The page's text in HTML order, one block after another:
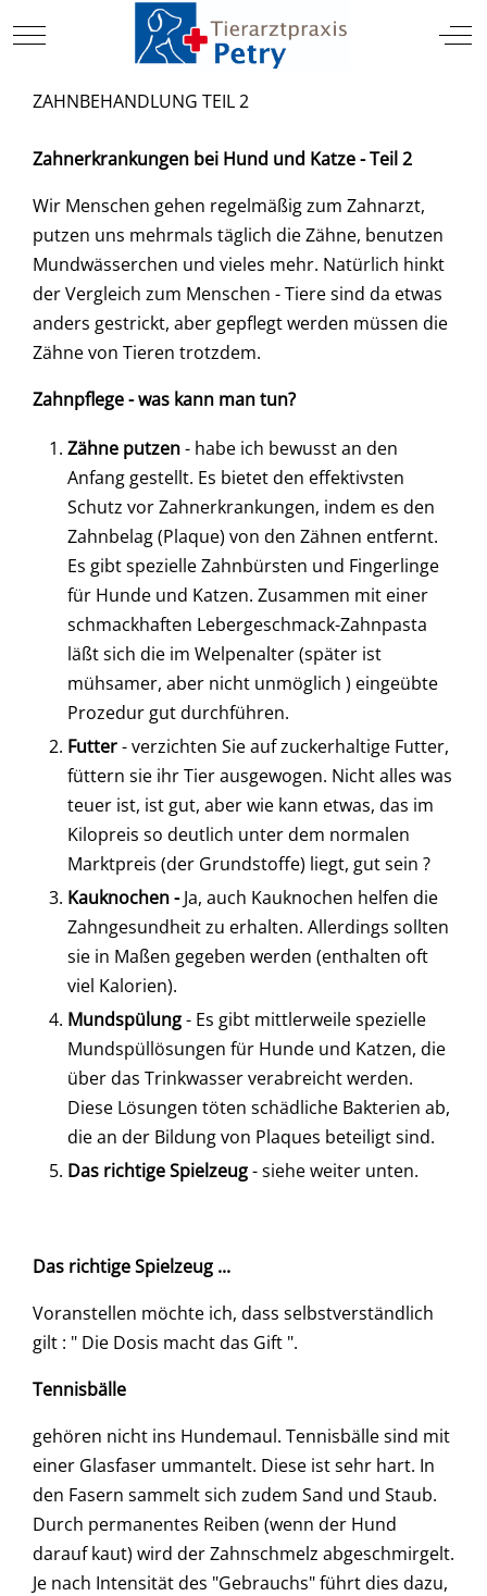
Mobile Menu Toggle
ZAHNBEHANDLUNG TEIL 2
Zahnerkrankungen bei Hund und Katze - Teil 2
Wir Menschen gehen regelmäßig zum Zahnarzt,
putzen uns mehrmals täglich die Zähne, benutzen
Mundwässerchen und vieles mehr. Natürlich hinkt
der Vergleich zum Menschen - Tiere sind da etwas
anders gestrickt, aber gepflegt werden müssen die
Zähne von Tieren trotzdem.
Zahnpflege - was kann man tun?
Zähne putzen- habe ich bewusst an den
Anfang gestellt. Es bietet den effektivsten
Schutz vor Zahnerkrankungen, indem es den
Zahnbelag (Plaque) von den Zähnen entfernt.
Es gibt spezielle Zahnbürsten und Fingerlinge
für Hunde und Katzen. Zusammen mit einer
schmackhaften Lebergeschmack-Zahnpasta
läßt sich die im Welpenalter (später ist
mühsamer, aber nicht unmöglich ) eingeübte
Prozedur gut durchführen.
Futter- verzichten Sie auf zuckerhaltige Futter,
füttern sie ihr Tier ausgewogen. Nicht alles was
teuer ist, ist gut, aber wie kann etwas, das im
Kilopreis so deutlich unter dem normalen
Marktpreis (der Grundstoffe) liegt, gut sein ?
Kauknochen -Ja, auch Kauknochen helfen die
Zahngesundheit zu erhalten. Allerdings sollten
sie in Maßen gegeben werden (enthalten oft
viel Kalorien).
Mundspülung- Es gibt mittlerweile spezielle
Mundspüllösungen für Hunde und Katzen, die
über das Trinkwasser verabreicht werden.
Diese Lösungen töten schädliche Bakterien ab,
die an der Bildung von Plaques beteiligt sind.
Das richtige Spielzeug- siehe weiter unten.
Das richtige Spielzeug ...
Voranstellen möchte ich, dass selbstverständlich
gilt : " Die Dosis macht das Gift ".
Tennisbälle
gehören nicht ins Hundemaul. Tennisbälle sind mit
einer Glasfaser ummantelt. Diese ist sehr hart. In
den Fasern sammelt sich zudem Sand und Staub.
Durch permanentes Reiben (wenn der Hund
darauf kaut) wird der Zahnschmelz abgeschmirgelt.
Je nach Intensität des "Gebrauchs" führt dies dazu,